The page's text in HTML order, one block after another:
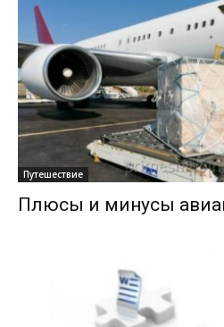
Путешествие
Плюсы и минусы